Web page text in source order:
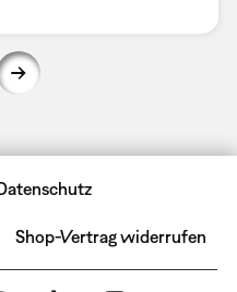
Shop-Vertrag widerrufen